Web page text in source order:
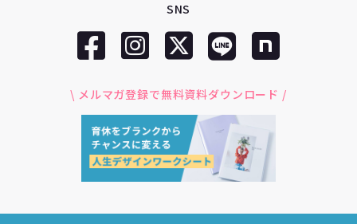
SNS
\ メルマガ登録で無料資料ダウンロード /